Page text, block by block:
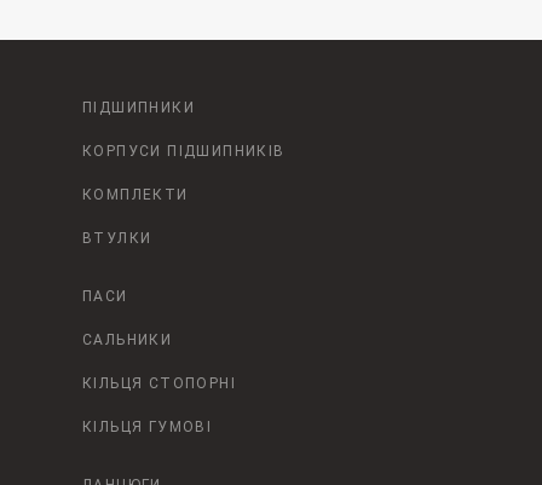
ПІДШИПНИКИ
КОРПУСИ ПІДШИПНИКІВ
КОМПЛЕКТИ
ВТУЛКИ
ПАСИ
САЛЬНИКИ
КІЛЬЦЯ СТОПОРНІ
КІЛЬЦЯ ГУМОВІ